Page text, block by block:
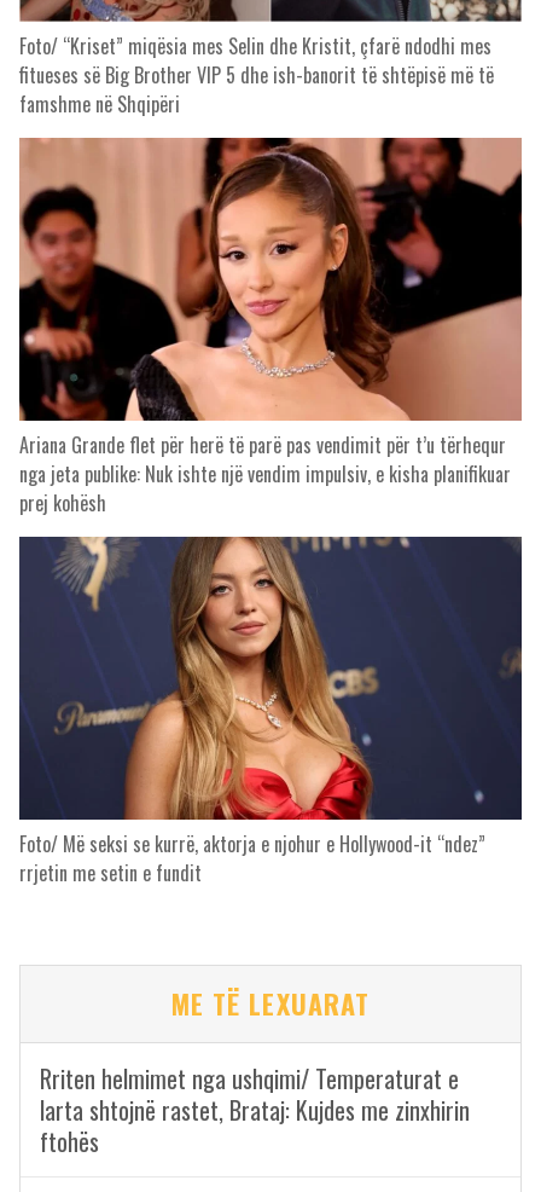
Foto/ “Kriset” miqësia mes Selin dhe Kristit, çfarë ndodhi mes
fitueses së Big Brother VIP 5 dhe ish-banorit të shtëpisë më të
famshme në Shqipëri
Ariana Grande flet për herë të parë pas vendimit për t’u tërhequr
nga jeta publike: Nuk ishte një vendim impulsiv, e kisha planifikuar
prej kohësh
Foto/ Më seksi se kurrë, aktorja e njohur e Hollywood-it “ndez”
rrjetin me setin e fundit
ME TË LEXUARAT
Rriten helmimet nga ushqimi/ Temperaturat e
larta shtojnë rastet, Brataj: Kujdes me zinxhirin
ftohës